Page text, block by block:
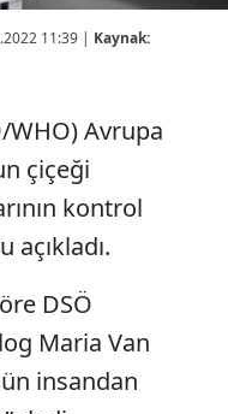
11:39 | Kaynak:
WHO) Avrupa
çiçeği
kontrol
DSÖ
Maria Van
insandan